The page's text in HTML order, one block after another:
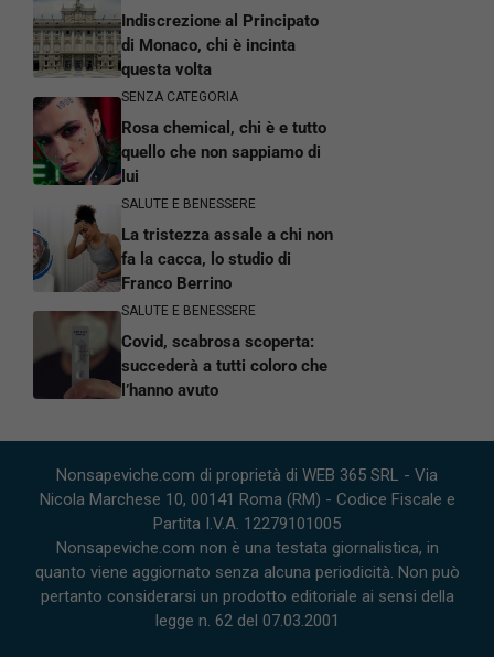
Indiscrezione al Principato
di Monaco, chi è incinta
questa volta
SENZA CATEGORIA
Rosa chemical, chi è e tutto
quello che non sappiamo di
lui
SALUTE E BENESSERE
La tristezza assale a chi non
fa la cacca, lo studio di
Franco Berrino
SALUTE E BENESSERE
Covid, scabrosa scoperta:
succederà a tutti coloro che
l’hanno avuto
Nonsapeviche.com di proprietà di WEB 365 SRL - Via
Nicola Marchese 10, 00141 Roma (RM) - Codice Fiscale e
Partita I.V.A. 12279101005
Nonsapeviche.com non è una testata giornalistica, in
quanto viene aggiornato senza alcuna periodicità. Non può
pertanto considerarsi un prodotto editoriale ai sensi della
legge n. 62 del 07.03.2001